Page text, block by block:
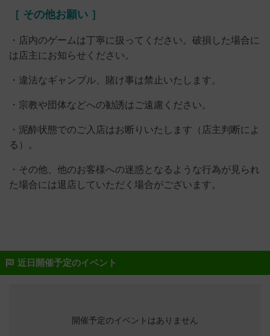
［ その他お願い ］
・店内のゲームは丁寧に扱ってください。破損した場合に
は店主にお知らせください。
・違法なギャンブル、賭け事は禁止いたします。
・宗教や団体などへの勧誘はご遠慮ください。
・泥酔状態でのご入店はお断りいたします（店主判断によ
る）。
・その他、他のお客様への迷惑となるような行為が見られ
た場合には退店していただく場合がございます。
近日開催予定のイベント
開催予定のイベントはありません